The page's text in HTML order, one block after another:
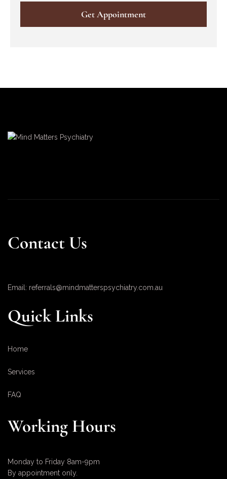
Contact Us
Email: referrals@mindmatterspsychiatry.com.au
Quick Links
Home
Services
FAQ
Working Hours
Monday to Friday 8am-9pm
By appointment only.